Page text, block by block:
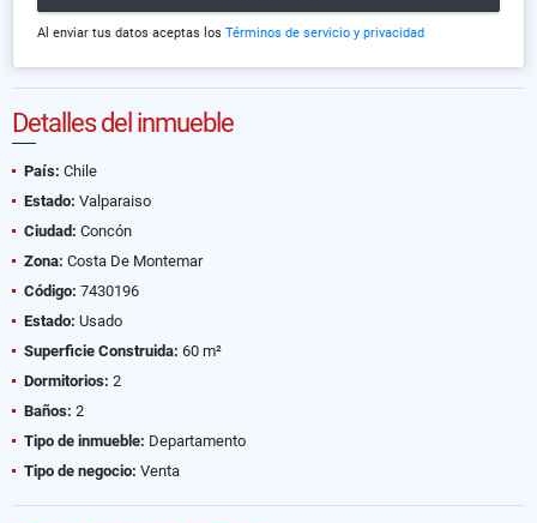
Al enviar tus datos aceptas los Términos de servicio y privacidad
Detalles del inmueble
País: Chile
Estado: Valparaiso
Ciudad: Concón
Zona: Costa De Montemar
Código: 7430196
Estado: Usado
Superficie Construida: 60 m²
Dormitorios: 2
Baños: 2
Tipo de inmueble: Departamento
Tipo de negocio: Venta